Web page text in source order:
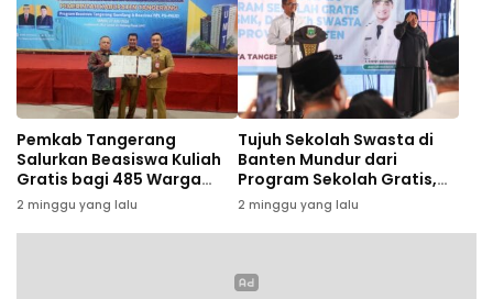
Pemkab Tangerang
Salurkan Beasiswa Kuliah
Gratis bagi 485 Warga
Kurang Mampu
2 minggu yang lalu
Tujuh Sekolah Swasta di
Banten Mundur dari
Program Sekolah Gratis,
Diduga Terkendala Biaya
Operasional
2 minggu yang lalu